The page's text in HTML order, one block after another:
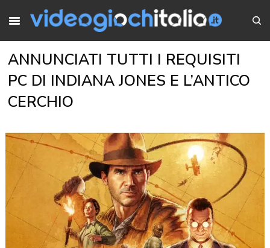
ANNUNCIATI TUTTI I REQUISITI
PC DI INDIANA JONES E L’ANTICO
CERCHIO